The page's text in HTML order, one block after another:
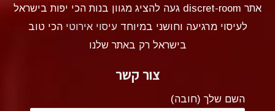
אתר discret-room געה להציג מגוון בנות הכי יפות בישראל
לעיסוי מרגיעה וחושני במיוחדעיסוי אירוטי הכי טוב
בישראל רק באתר שלנו
צור קשר
השם שלך (חובה)